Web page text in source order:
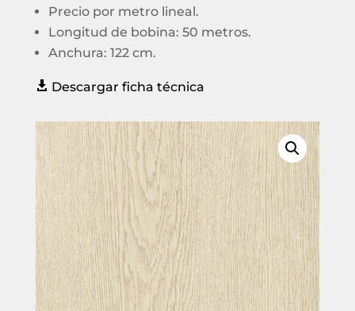
Precio por metro lineal.
Longitud de bobina: 50 metros.
Anchura: 122 cm.
 Descargar ficha técnica